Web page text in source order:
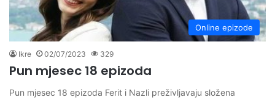
Online epizode
Ikre 02/07/2023 329
Pun mjesec 18 epizoda
Pun mjesec 18 epizoda Ferit i Nazli preživljavaju složena